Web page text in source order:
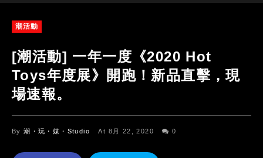
潮活動
[潮活動] 一年一度《2020 Hot
Toys年度展》開跑！新品直擊，現
場速報。
By潮・玩・媒・Studio At 8月 22, 2020 0